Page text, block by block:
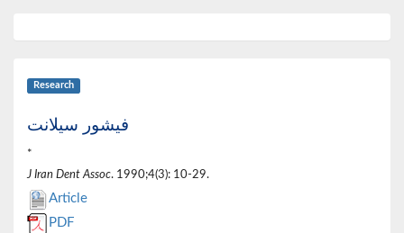
Research
فیشور سیلانت
*
J Iran Dent Assoc. 1990;4(3): 10-29.
Article
PDF